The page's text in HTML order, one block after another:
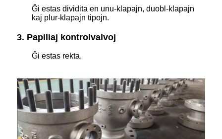
Ĝi estas dividita en unu-klapajn, duobl-klapajn
kaj plur-klapajn tipojn.
3. Papiliaj kontrolvalvoj
Ĝi estas rekta.